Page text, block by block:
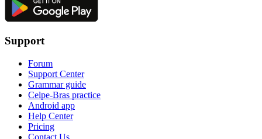
Support
Forum
Support Center
Grammar guide
Celpe-Bras practice
Android app
Help Center
Pricing
Contact Us